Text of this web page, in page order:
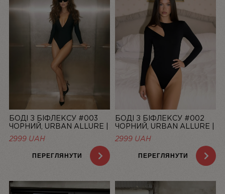
БОДІ З БІФЛЕКСУ #003
ЧОРНИЙ, URBAN ALLURE |
LINIYA
2999 UAH
ПЕРЕГЛЯНУТИ
БОДІ З БІФЛЕКСУ #002
ЧОРНИЙ, URBAN ALLURE |
LINIYA
2999 UAH
ПЕРЕГЛЯНУТИ